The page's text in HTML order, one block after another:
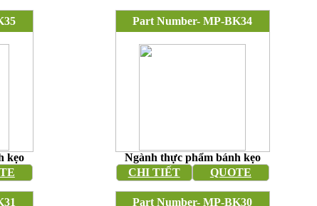
kẹo
Part Number- MP-BK34
Ngành thực phẩm bánh kẹo
CHI TIẾT
QUOTE
Part Number- MP-BK30